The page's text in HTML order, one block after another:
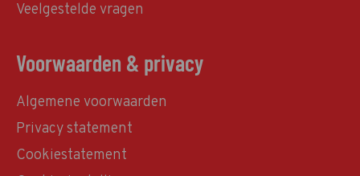
Veelgestelde vragen
Voorwaarden & privacy
Algemene voorwaarden
Privacy statement
Cookiestatement